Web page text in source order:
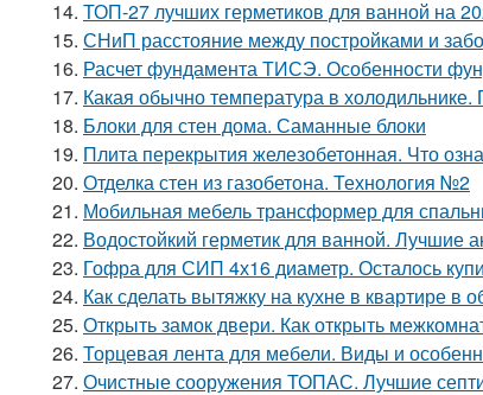
14. ТОП-27 лучших герметиков для ванной на
15. СНиП расстояние между постройками и
16. Расчет фундамента ТИСЭ. Особенности
17. Какая обычно температура в холодильнике.
18. Блоки для стен дома. Саманные блоки
19. Плита перекрытия железобетонная. Что
20. Отделка стен из газобетона. Технология №2
21. Мобильная мебель трансформер для
22. Водостойкий герметик для ванной. Лучшие
23. Гофра для СИП 4х16 диаметр. Осталось
24. Как сделать вытяжку на кухне в квартире в
25. Открыть замок двери. Как открыть
26. Торцевая лента для мебели. Виды и
27. Очистные сооружения ТОПАС. Лучшие